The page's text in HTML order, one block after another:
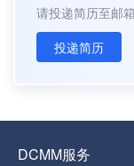
请投递简历至邮箱
投递简历
DCMM服务